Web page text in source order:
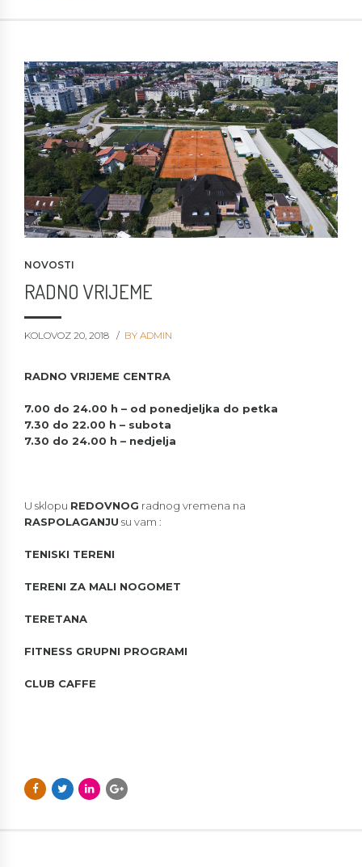
NOVOSTI
RADNO VRIJEME
KOLOVOZ 20, 2018 BY ADMIN
RADNO VRIJEME CENTRA
7.00 do 24.00 h – od ponedjeljka do petka
7.30 do 22.00 h – subota
7.30 do 24.00 h – nedjelja
U sklopu REDOVNOG radnog vremena na
RASPOLAGANJU su vam :
TENISKI TERENI
TERENI ZA MALI NOGOMET
TERETANA
FITNESS GRUPNI PROGRAMI
CLUB CAFFE